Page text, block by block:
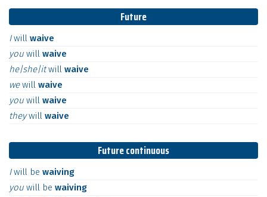
Future
Iwill waive
you will waive
he|she|itwill waive
wewill waive
you will waive
theywill waive
Future continuous
Iwill be waiving
you will be waiving